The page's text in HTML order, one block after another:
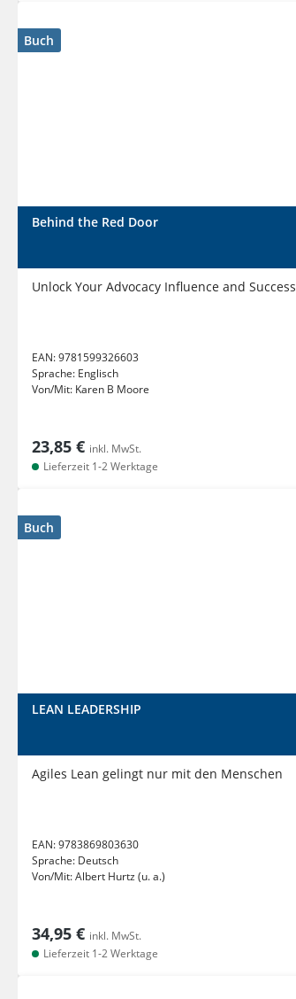
Buch
Behind the Red Door
Unlock Your Advocacy Influence and Success
EAN:9781599326603
Sprache: Englisch
Von/Mit: Karen B Moore
23,85 € inkl. MwSt.
Lieferzeit 1-2 Werktage
Buch
LEAN LEADERSHIP
Agiles Lean gelingt nur mit den Menschen
EAN:9783869803630
Sprache: Deutsch
Von/Mit:Albert Hurtz (u. a.)
34,95 € inkl. MwSt.
Lieferzeit 1-2 Werktage